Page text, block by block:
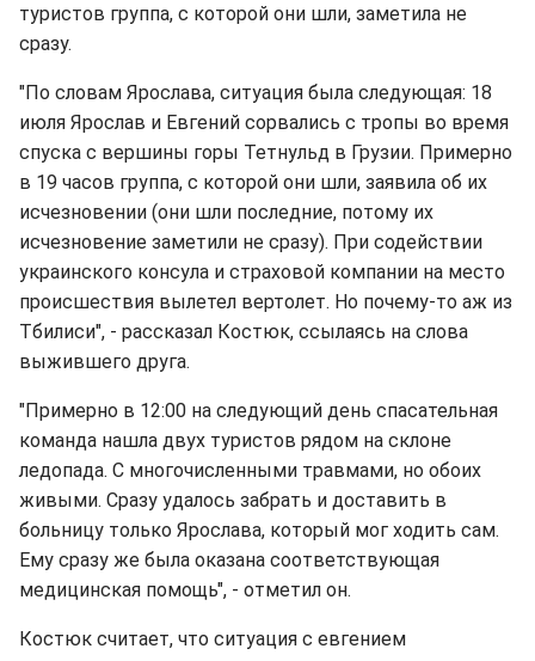
туристов группа, с которой они шли, заметила не
сразу.
"По словам Ярослава, ситуация была следующая: 18
июля Ярослав и Евгений сорвались с тропы во время
спуска с вершины горы Тетнульд в Грузии. Примерно
в 19 часов группа, с которой они шли, заявила об их
исчезновении (они шли последние, потому их
исчезновение заметили не сразу). При содействии
украинского консула и страховой компании на место
происшествия вылетел вертолет. Но почему-то аж из
Тбилиси", - рассказал Костюк, ссылаясь на слова
выжившего друга.
"Примерно в 12:00 на следующий день спасательная
команда нашла двух туристов рядом на склоне
ледопада. С многочисленными травмами, но обоих
живыми. Сразу удалось забрать и доставить в
больницу только Ярослава, который мог ходить сам.
Ему сразу же была оказана соответствующая
медицинская помощь", - отметил он.
Костюк считает, что ситуация с евгением